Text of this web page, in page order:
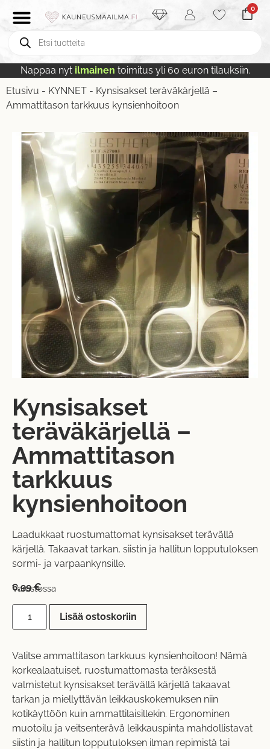
0
Nappaa nyt ilmainen toimitus yli 60 euron tilauksiin.
Etusivu - KYNNET - Kynsisakset teräväkärjellä –
Ammattitason tarkkuus kynsienhoitoon
Kynsisakset
teräväkärjellä –
Ammattitason
tarkkuus
kynsienhoitoon
Laadukkaat ruostumattomat kynsisakset terävällä
kärjellä. Takaavat tarkan, siistin ja hallitun lopputuloksen
sormi- ja varpaankynsille.
6,99€
Varastossa
Lisää ostoskoriin
Valitse ammattitason tarkkuus kynsienhoitoon! Nämä
korkealaatuiset, ruostumattomasta teräksestä
valmistetut kynsisakset terävällä kärjellä takaavat
tarkan ja miellyttävän leikkauskokemuksen niin
kotikäyttöön kuin ammattilaisillekin. Ergonominen
muotoilu ja veitsenterävä leikkauspinta mahdollistavat
siistin ja hallitun lopputuloksen ilman repimistä tai